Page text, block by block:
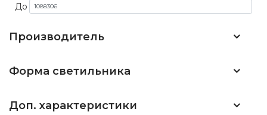
До
Производитель
Форма светильника
Доп. характеристики